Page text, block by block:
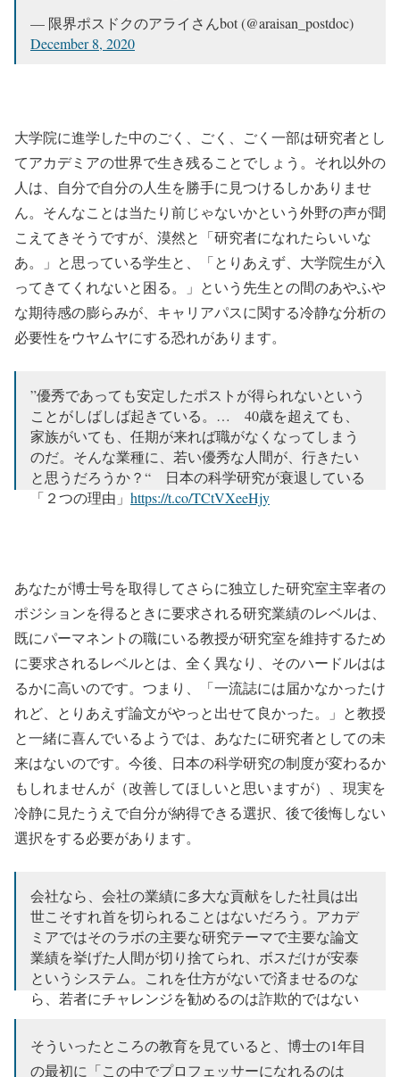
— 限界ポスドクのアライさんbot (@araisan_postdoc)
December 8, 2020
大学院に進学した中のごく、ごく、ごく一部は研究者とし
てアカデミアの世界で生き残ることでしょう。それ以外の
人は、自分で自分の人生を勝手に見つけるしかありませ
ん。そんなことは当たり前じゃないかという外野の声が聞
こえてきそうですが、漠然と「研究者になれたらいいな
あ。」と思っている学生と、「とりあえず、大学院生が入
ってきてくれないと困る。」という先生との間のあやふや
な期待感の膨らみが、キャリアパスに関する冷静な分析の
必要性をウヤムヤにする恐れがあります。
”優秀であっても安定したポストが得られないという
ことがしばしば起きている。… 40歳を超えても、
家族がいても、任期が来れば職がなくなってしまう
のだ。そんな業種に、若い優秀な人間が、行きたい
と思うだろうか？“ 日本の科学研究が衰退している
「２つの理由」 https://t.co/TCtVXeeHjy
あなたが博士号を取得してさらに独立した研究室主宰者の
ポジションを得るときに要求される研究業績のレベルは、
既にパーマネントの職にいる教授が研究室を維持するため
に要求されるレベルとは、全く異なり、そのハードルはは
るかに高いのです。つまり、「一流誌には届かなかったけ
れど、とりあえず論文がやっと出せて良かった。」と教授
と一緒に喜んでいるようでは、あなたに研究者としての未
来はないのです。今後、日本の科学研究の制度が変わるか
もしれませんが（改善してほしいと思いますが）、現実を
冷静に見たうえで自分が納得できる選択、後で後悔しない
選択をする必要があります。
会社なら、会社の業績に多大な貢献をした社員は出
世こそすれ首を切られることはないだろう。アカデ
ミアではそのラボの主要な研究テーマで主要な論文
業績を挙げた人間が切り捨てられ、ボスだけが安泰
というシステム。これを仕方がないで済ませるのな
ら、若者にチャレンジを勧めるのは詐欺的ではない
— 日本の科学と技術 (@scitechjp)2018年6月16日
そういったところの教育を見ていると、博士の1年目
の最初に「この中でプロフェッサーになれるのは